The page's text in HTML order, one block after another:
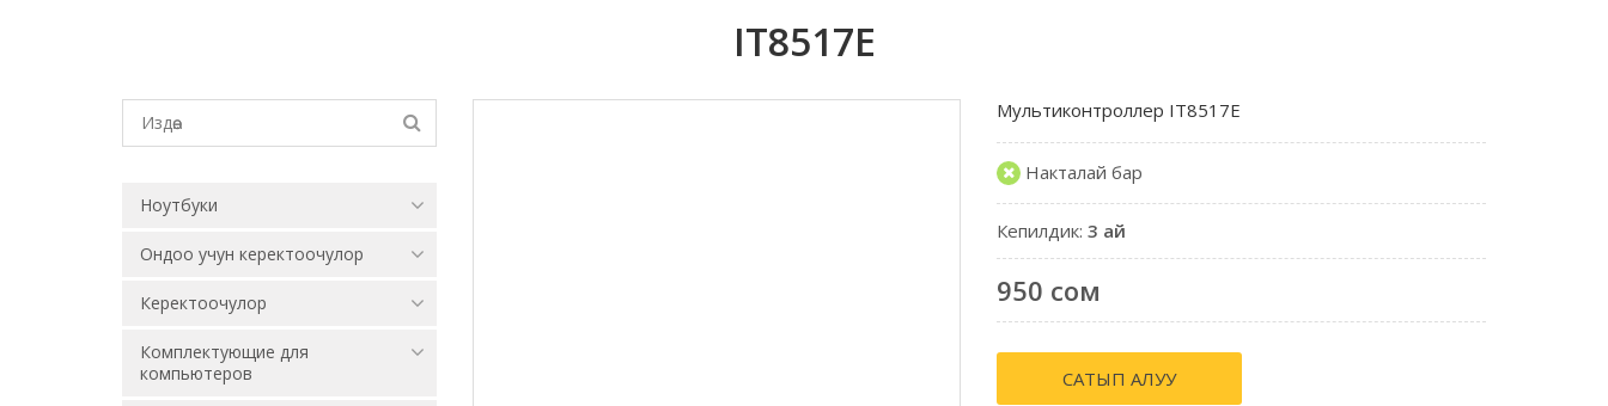
IT8517E
Ноутбуки
Ондоо учун керектоочулор
Керектоочулор
Комплектующие для
компьютеров
Мультиконтроллер IT8517E
Накталай бар
Кепилдик:3 ай
950 сом
САТЫП АЛУУ